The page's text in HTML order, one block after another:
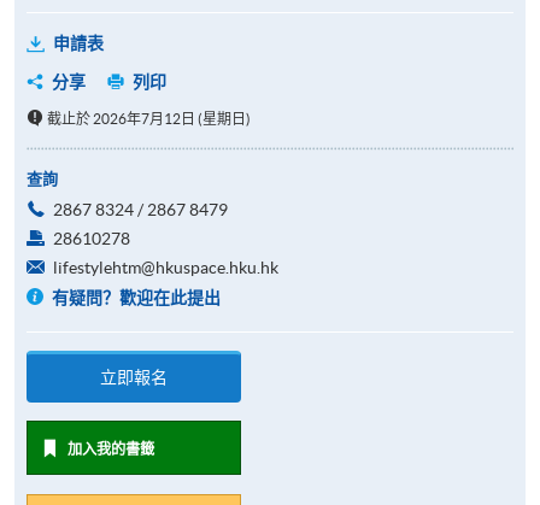
申請表
分享
列印
截止於 2026年7月12日 (星期日)
查詢
2867 8324 / 2867 8479
28610278
lifestylehtm@hkuspace.hku.hk
有疑問？歡迎在此提出
立即報名
加入我的書籤